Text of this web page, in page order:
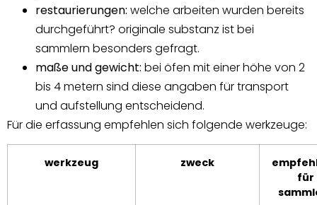
restaurierungen: welche arbeiten wurden bereits
durchgeführt? originale substanz ist bei
sammlern besonders gefragt.
maße und gewicht: bei öfen mit einer höhe von 2
bis 4 metern sind diese angaben für transport
und aufstellung entscheidend.
Für die erfassung empfehlen sich folgende werkzeuge:
werkzeug zweck
für